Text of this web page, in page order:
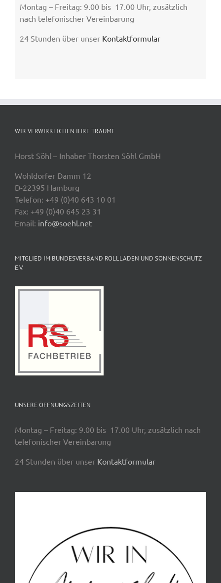
Montag – Freitag: 9.00 bis 17.00 Uhr, zusätzlich
nach telefonischer Vereinbarung
24 Stunden über unser Kontaktformular
WIR VERWIRKLICHEN IHRE TRÄUME
Horst Söhl – Inhaber Thorsten Söhl GmbH
Wohldorfer Damm 12
D-22395 Hamburg
Telefon: +49 (0)40 643 10 01
Fax: +49 (0)40 645 23 31
Email: info@soehl.net
MITGLIED IM BUNDESVERBAND ROLLLADEN UND SONNENSCHUTZ
E.V.
UNSERE ÖFFNUNGSZEITEN
Montag – Freitag: 9.00 bis 17.00 Uhr, zusätzlich nach
telefonischer Vereinbarung
24 Stunden über unser Kontaktformular